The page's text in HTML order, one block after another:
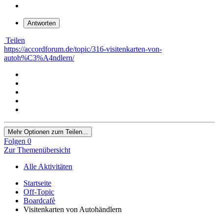
Antworten
Teilen
https://accordforum.de/topic/316-visitenkarten-von-
autoh%C3%A4ndlern/
Mehr Optionen zum Teilen...
Folgen 0
Zur Themenübersicht
Alle Aktivitäten
Startseite
Off-Topic
Boardcafè
Visitenkarten von Autohändlern